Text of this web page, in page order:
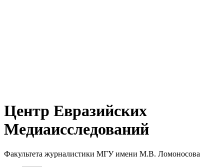
Центр Евразийских
Медиаисследований
Факультета журналистики МГУ имени М.В. Ломоносова